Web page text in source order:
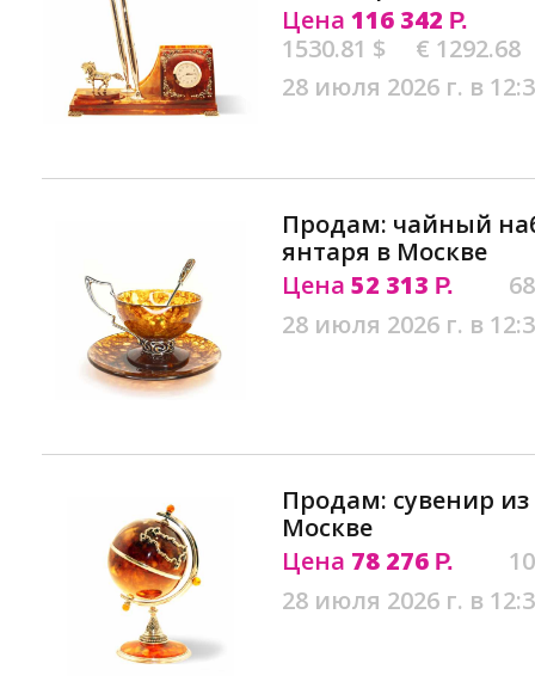
Цена 116 342 Р.
1530.81 $
€ 1292.68
28 июля 2026 г. в
Продам: чайный
янтаря в Москве
Цена 52 313 Р.
28 июля 2026 г. в
Продам: сувенир
Москве
Цена 78 276 Р.
28 июля 2026 г. в